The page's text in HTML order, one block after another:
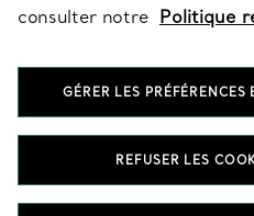
SUIVEZ-NOUS
T&Co.
consulter notre Politique
GÉRER LES
REFUSER LES